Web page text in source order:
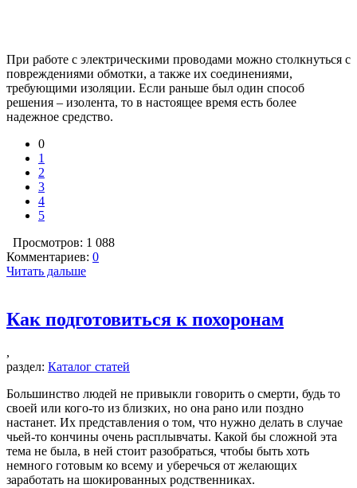
При работе с электрическими проводами можно столкнуться с
повреждениями обмотки, а также их соединениями,
требующими изоляции. Если раньше был один способ
решения – изолента, то в настоящее время есть более
надежное средство.
0
1
2
3
4
5
Просмотров: 1 088
Комментариев: 0
Читать дальше
Как подготовиться к похоронам
,
раздел: Каталог статей
Большинство людей не привыкли говорить о смерти, будь то
своей или кого-то из близких, но она рано или поздно
настанет. Их представления о том, что нужно делать в случае
чьей-то кончины очень расплывчаты. Какой бы сложной эта
тема не была, в ней стоит разобраться, чтобы быть хоть
немного готовым ко всему и уберечься от желающих
заработать на шокированных родственниках.